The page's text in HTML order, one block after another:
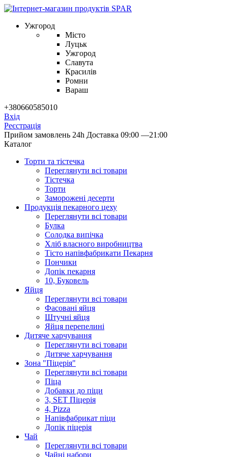
Ужгород
Місто
Луцьк
Ужгород
Славута
Красилів
Ромни
Вараш
+380660585010
Вхід
Реєстрація
Прийом замовлень 24h Доставка 09:00 —21:00
Каталог
Торти та тістечка
Переглянути всі товари
Тістечка
Торти
Заморожені десерти
Продукцiя пекарного цеху
Переглянути всі товари
Булка
Солодка випiчка
Хлiб власного виробництва
Тiсто напiвфабрикати Пекарня
Пончики
Допік пекарня
10, Буковель
Яйця
Переглянути всі товари
Фасовані яйця
Штучні яйця
Яйця перепелині
Дитяче харчування
Переглянути всі товари
Дитяче харчування
Зона "Піцерія"
Переглянути всі товари
Піца
Добавки до піци
3, SET Піцерія
4, Pizza
Напівфабрикат піци
Допік піцерія
Чай
Переглянути всі товари
Чайні набори